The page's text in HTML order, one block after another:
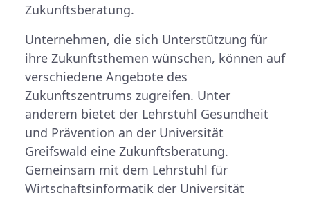
Zukunftsberatung.
Unternehmen, die sich Unterstützung für
ihre Zukunftsthemen wünschen, können auf
verschiedene Angebote des
Zukunftszentrums zugreifen. Unter
anderem bietet der Lehrstuhl Gesundheit
und Prävention an der Universität
Greifswald eine Zukunftsberatung.
Gemeinsam mit dem Lehrstuhl für
Wirtschaftsinformatik der Universität